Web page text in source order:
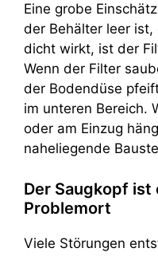
Eine grobe
der Behälter leer
dicht wirkt, ist der
Wenn der Filter
der Bodendüse
im unteren Bereich.
oder am Einzug
naheliegende
Der Saugkopf
Problemort
Viele Störungen